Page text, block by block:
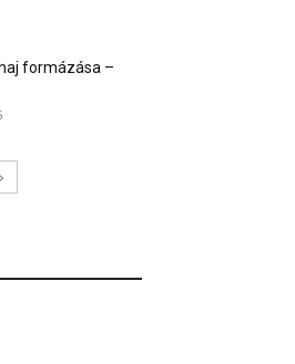
formázása –